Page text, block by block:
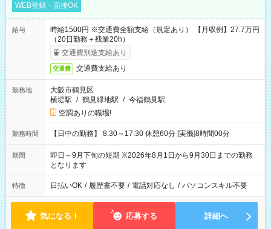
WEB登録・面接OK
給与
時給1500円 ※交通費全額支給（規定あり） 【月収例】27.7万円
（20日勤務＋残業20h）
交通費別途支給あり
交通費 交通費支給あり
勤務地
大阪市鶴見区
横堤駅 / 鶴見緑地駅 / 今福鶴見駅
空調ありの職場!
勤務時間 【日中の勤務】 8:30～17:30 休憩60分 [実働]8時間00分
期間
即日～9月下旬の短期 ※2026年8月1日から9月30日までの勤務
となります
特徴 日払いOK / 履歴書不要 / 電話対応なし / パソコンスキル不要
気になる！ 応募する 詳細へ